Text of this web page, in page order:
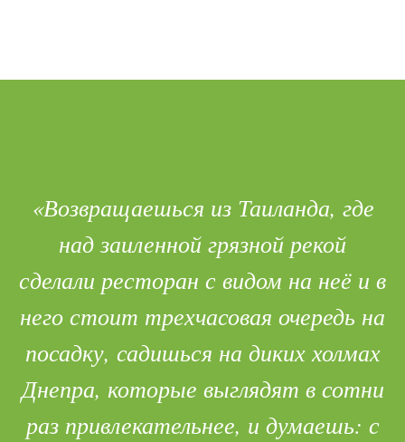
«Возвращаешься из Таиланда, где
над заиленной грязной рекой
сделали ресторан с видом на неё и в
него стоит трехчасовая очередь на
посадку, садишься на диких холмах
Днепра, которые выглядят в сотни
раз привлекательнее, и думаешь: с